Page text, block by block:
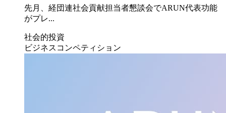
先月、経団連社会貢献担当者懇談会でARUN代表功能
がプレ...
社会的投資
ビジネスコンペティション